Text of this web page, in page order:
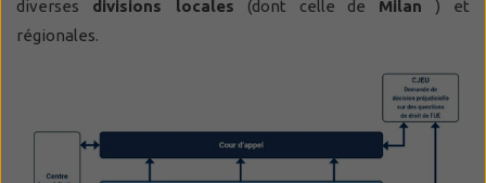
diverses divisions locales (dont celle de Milan ) et
régionales.